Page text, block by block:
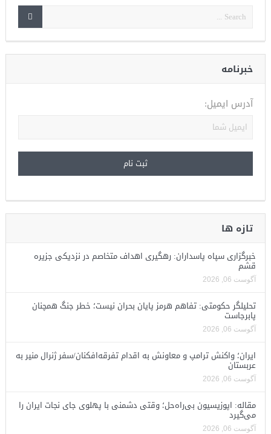
خبرنامه
آدرس ایمیل:
تازه ها
خبرگزاری سپاه پاسداران: رهگیری اهداف متخاصم در نزدیکی جزیره
قشم
آگوست 06, 2026
تحلیلگر حکومتی: تفاهم هرمز پایان بحران نیست؛ خطر جنگ همچنان
پابرجاست
آگوست 06, 2026
ایران؛ واکنش ترامپ و معاونش به اقدام تفرقه‌افکنان/سفر ژنرال منیر به
عربستان
آگوست 06, 2026
مقاله: اپوزیسیون بی‌راه‌حل؛ وقتی دشمنی با پهلوی جای نجات ایران را
می‌گیرد
آگوست 06, 2026